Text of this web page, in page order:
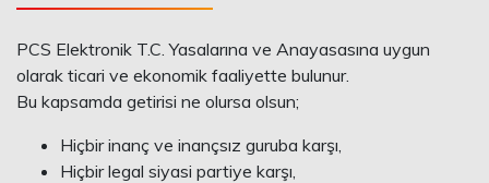
PCS Elektronik T.C. Yasalarına ve Anayasasına uygun
olarak ticari ve ekonomik faaliyette bulunur.
Bu kapsamda getirisi ne olursa olsun;
Hiçbir inanç ve inançsız guruba karşı,
Hiçbir legal siyasi partiye karşı,